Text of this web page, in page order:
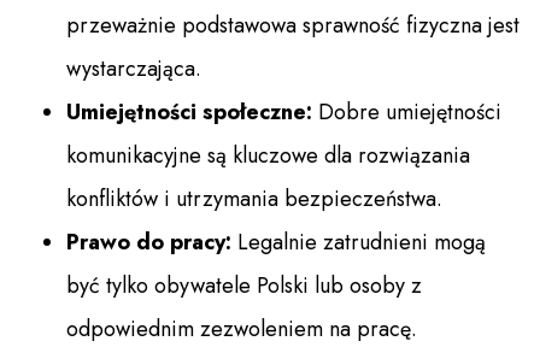
przeważnie podstawowa sprawność fizyczna jest
wystarczająca.
Umiejętności społeczne: Dobre umiejętności
komunikacyjne są kluczowe dla rozwiązania
konfliktów i utrzymania bezpieczeństwa.
Prawo do pracy: Legalnie zatrudnieni mogą
być tylko obywatele Polski lub osoby z
odpowiednim zezwoleniem na pracę.